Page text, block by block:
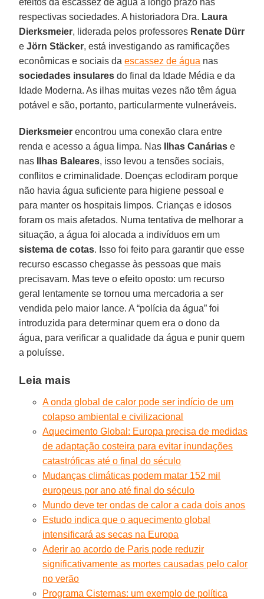
respectivas sociedades. A historiadora Dra. Laura
Dierksmeier, liderada pelos professores Renate Dürr
eJörn Stäcker, está investigando as ramificações
econômicas e sociais daescassez de água nas
sociedades insulares do final da Idade Média e da
Idade Moderna. As ilhas muitas vezes não têm água
potável e são, portanto, particularmente vulneráveis.
Dierksmeier encontrou uma conexão clara entre
renda e acesso a água limpa. Nas
Ilhas Canárias e
nas
Ilhas Baleares, isso levou a tensões sociais,
conflitos e criminalidade. Doenças eclodiram porque
não havia água suficiente para higiene pessoal e
para manter os hospitais limpos. Crianças e idosos
foram os mais afetados. Numa tentativa de melhorar a
situação, a água foi alocada a indivíduos em um
sistema de cotas. Isso foi feito para garantir que esse
recurso escasso chegasse às pessoas que mais
precisavam. Mas teve o efeito oposto: um recurso
geral lentamente se tornou uma mercadoria a ser
vendida pelo maior lance. A “polícia da água” foi
introduzida para determinar quem era o dono da
água, para verificar a qualidade da água e punir quem
a poluísse.
Leia mais
A onda global de calor pode ser indício de um
colapso ambiental e civilizacional
Aquecimento Global: Europa precisa de medidas
de adaptação costeira para evitar inundações
catastróficas até o final do século
Mudanças climáticas podem matar 152 mil
europeus por ano até final do século
Mundo deve ter ondas de calor a cada dois anos
Estudo indica que o aquecimento global
intensificará as secas na Europa
Aderir ao acordo de Paris pode reduzir
significativamente as mortes causadas pelo calor
no verão
Programa Cisternas: um exemplo de política